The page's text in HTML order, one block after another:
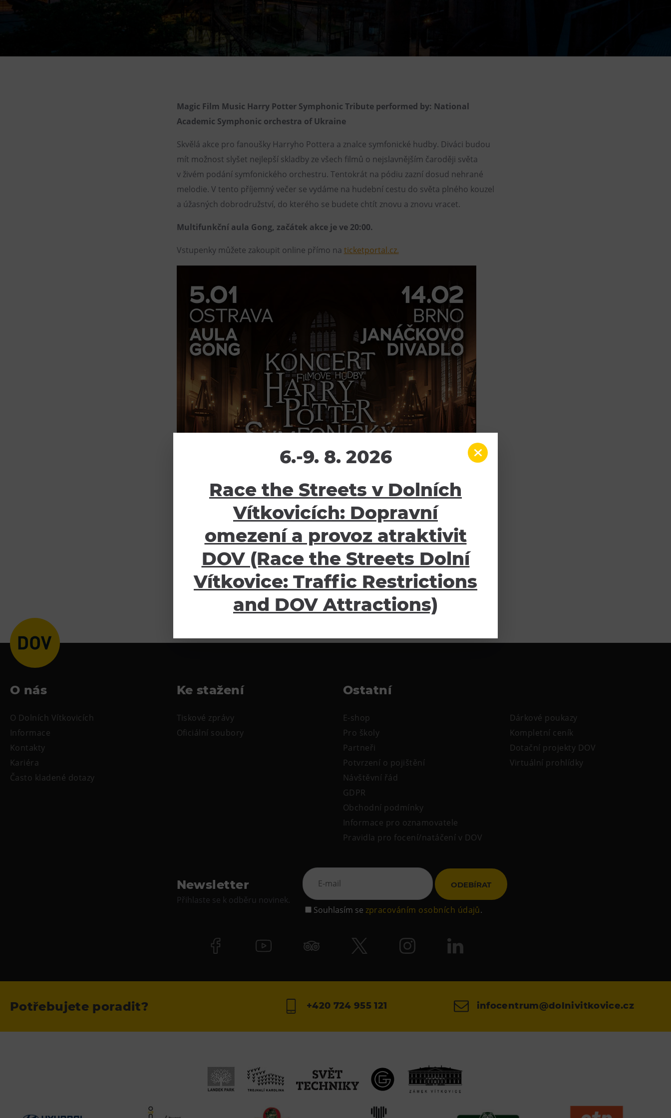
Heligonka
Magic Film Music Harry Potter Symphonic Tribute performed by: National
Academic Symphonic orchestra of Ukraine
Skvělá akce pro fanoušky Harryho Pottera a znalce symfonické hudby. Diváci budou
mít možnost slyšet nejlepší skladby ze všech filmů o nejslavnějším čaroději světa
v živém podání symfonického orchestru. Tentokrát na pódiu zazní dosud nehrané
melodie. V tento příjemný večer se vydáme na hudební cestu do světa plného kouzel
a úžasných dobrodružství, do kterého se budete chtít znovu a znovu vracet.
Multifunkční aula Gong, začátek akce je ve 20:00.
Vstupenky můžete zakoupit online přímo na ticketportal.cz.
O nás
O Dolních Vítkovicích
Informace
Kontakty
Kariéra
Často kladené dotazy
Ke stažení
Tiskové zprávy
Oficiální soubory
Ostatní
E-shop
Pro školy
Partneři
Potvrzení o pojištění
Návštěvní řád
GDPR
Obchodní podmínky
Informace pro oznamovatele
Pravidla pro focení/natáčení v DOV
Dárkové poukazy
Kompletní ceník
Dotační projekty DOV
Virtuální prohlídky
Newsletter
Přihlaste se k odběru novinek.
ODEBÍRAT
Souhlasím se zpracováním osobních údajů.
Potřebujete poradit? +420 724 955 121 infocentrum@dolnivitkovice.cz
6.-9. 8. 2026
Race the Streets v Dolních
Vítkovicích: Dopravní
omezení a provoz atraktivit
DOV (Race the Streets Dolní
Vítkovice: Traffic Restrictions
and DOV Attractions)